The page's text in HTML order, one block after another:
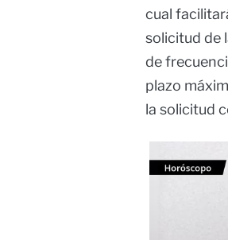
cual
solicitud de
de
plazo
la solicitud